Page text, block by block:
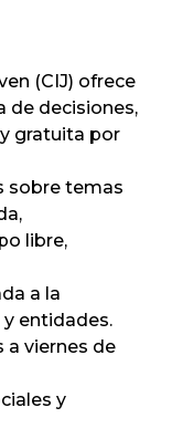
(CIJ) ofrece
de decisiones,
gratuita por
sobre temas
libre,
a la
entidades.
a viernes de
y